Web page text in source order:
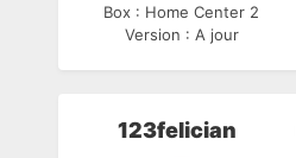
Box : Home Center 2
Version : A jour
123felician